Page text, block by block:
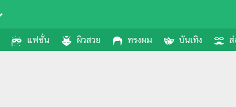
แฟชั่น ผิวสวย ทรงผม บันเทิง